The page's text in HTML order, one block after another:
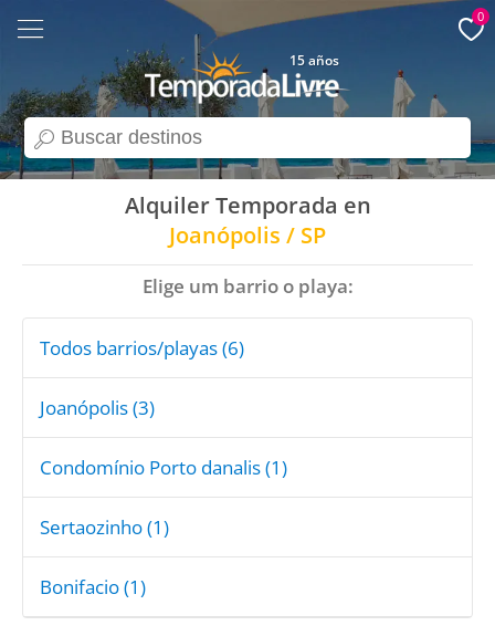
search
15 años
0
Alquiler Temporada en
Joanópolis / SP
Elige um barrio o playa:
Todos barrios/playas (6)
Joanópolis (3)
Condomínio Porto danalis (1)
Sertaozinho (1)
Bonifacio (1)